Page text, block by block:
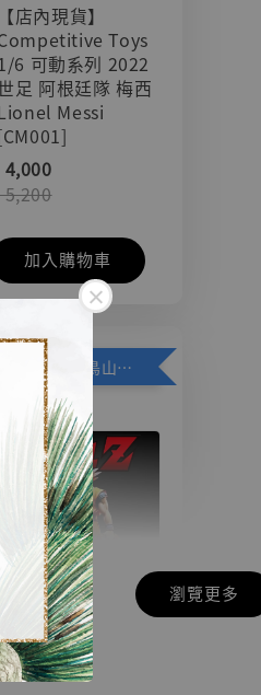
【店內現貨】
Toys
6 可動系列 2022
足 阿根廷隊 梅西
Messi
加入購物車
加購優惠【悟空 鳥山明紀念款 [奇蹟工作室]】
店內現貨】七龍珠
列蒐藏雕像 悟空
瀏覽更多
玩具】